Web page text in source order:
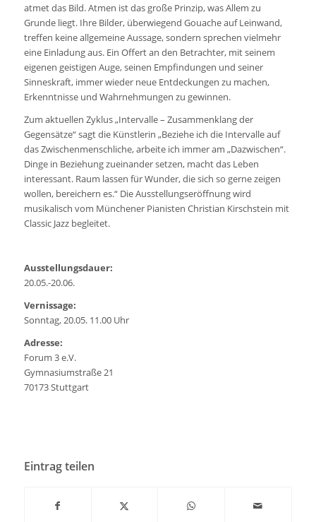
atmet das Bild. Atmen ist das große Prinzip, was Allem zu
Grunde liegt. Ihre Bilder, überwiegend Gouache auf Leinwand,
treffen keine allgemeine Aussage, sondern sprechen vielmehr
eine Einladung aus. Ein Offert an den Betrachter, mit seinem
eigenen geistigen Auge, seinen Empfindungen und seiner
Sinneskraft, immer wieder neue Entdeckungen zu machen,
Erkenntnisse und Wahrnehmungen zu gewinnen.
Zum aktuellen Zyklus „Intervalle – Zusammenklang der
Gegensätze“ sagt die Künstlerin „Beziehe ich die Intervalle auf
das Zwischenmenschliche, arbeite ich immer am „Dazwischen“.
Dinge in Beziehung zueinander setzen, macht das Leben
interessant. Raum lassen für Wunder, die sich so gerne zeigen
wollen, bereichern es.“ Die Ausstellungseröffnung wird
musikalisch vom Münchener Pianisten Christian Kirschstein mit
Classic Jazz begleitet.
Ausstellungsdauer:
20.05.-20.06.
Vernissage:
Sonntag, 20.05. 11.00 Uhr
Adresse:
Forum 3 e.V.
Gymnasiumstraße 21
70173 Stuttgart
Eintrag teilen